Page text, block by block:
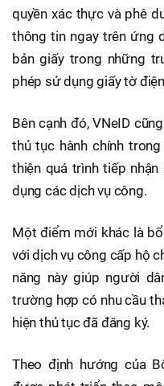
quyền xác thực và phê
thông tin ngay trên ứng
bản giấy trong những
phép sử dụng giấy tờ
Bên cạnh đó, VNeID
thủ tục hành chính
thiện quá trình tiếp
dụng các dịch vụ công.
Một điểm mới khác là
với dịch vụ công cấp hộ
năng này giúp người
trường hợp có nhu cầu
hiện thủ tục đã đăng ký.
Theo định hướng của